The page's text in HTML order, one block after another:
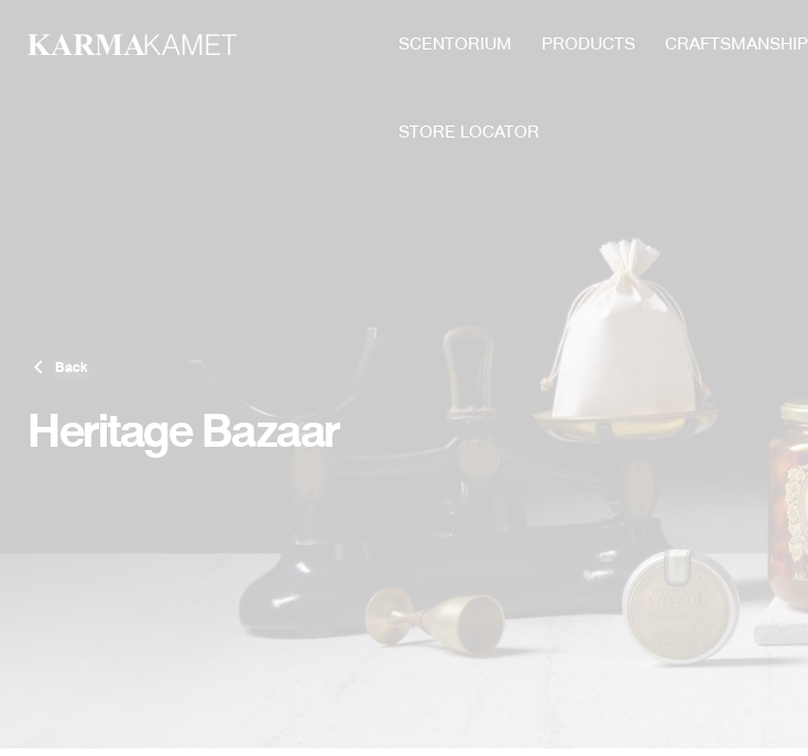
content SCENTORIUM PRODUCTS CRAFTSMANSHIP
STORE LOCATOR
Back
Heritage Bazaar